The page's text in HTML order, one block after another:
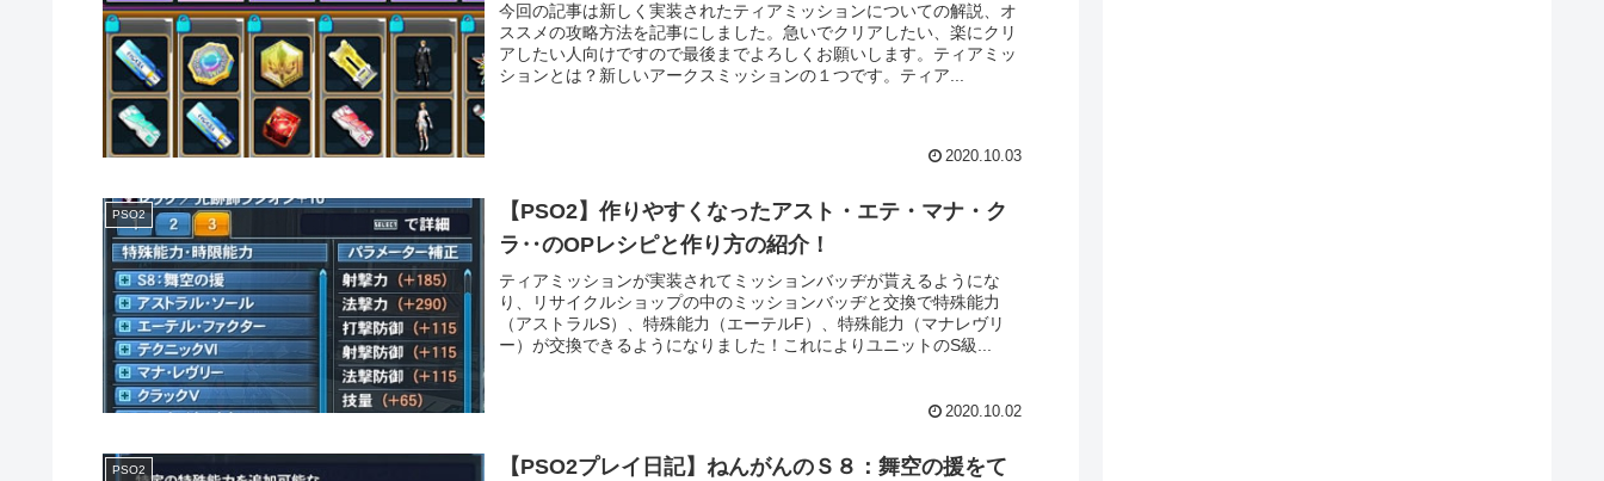
今回の記事は新しく実装されたティアミッションについての解説、オ
ススメの攻略方法を記事にしました。急いでクリアしたい、楽にクリ
アしたい人向けですので最後までよろしくお願いします。ティアミッ
ションとは？新しいアークスミッションの１つです。ティア...
2020.10.03
PSO2
【PSO2】作りやすくなったアスト・エテ・マナ・ク
ラ‥のOPレシピと作り方の紹介！
ティアミッションが実装されてミッションバッヂが貰えるようにな
り、リサイクルショップの中のミッションバッヂと交換で特殊能力
（アストラルS）、特殊能力（エーテルF）、特殊能力（マナレヴリ
ー）が交換できるようになりました！これによりユニットのS級...
2020.10.02
PSO2
【PSO2プレイ日記】ねんがんのＳ８：舞空の援をて